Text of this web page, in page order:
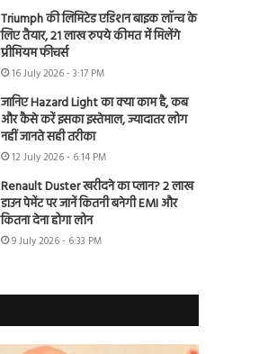
Triumph की लिमिटेड एडिशन बाइक लॉन्च के
लिए तैयार, 21 लाख रुपये कीमत में मिलेंगे
प्रीमियम फीचर्स
16 July 2026 - 3:17 PM
जानिए Hazard Light का क्या काम है, कब
और कैसे करें इसका इस्तेमाल, ज्यादातर लोग
नहीं जानते सही तरीका
12 July 2026 - 6:14 PM
Renault Duster खरीदने का प्लान? 2 लाख
डाउन पेमेंट पर जानें कितनी बनेगी EMI और
कितना देना होगा लोन
9 July 2026 - 6:33 PM